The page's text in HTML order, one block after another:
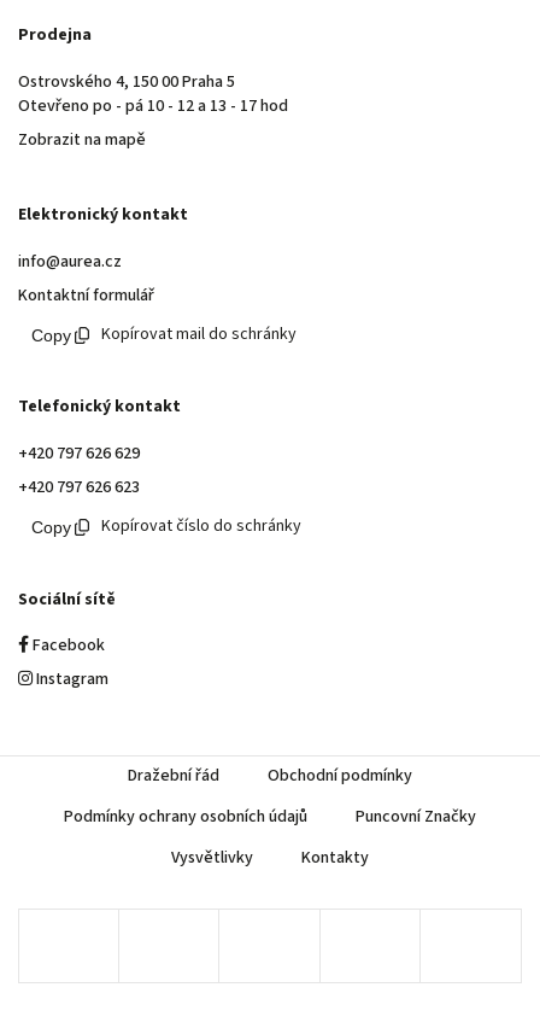
Prodejna
Ostrovského 4, 150 00 Praha 5
Otevřeno po - pá 10 - 12 a 13 - 17 hod
Zobrazit na mapě
Elektronický kontakt
info@aurea.cz
Kontaktní formulář
Kopírovat mail do schránky
Telefonický kontakt
+420 797 626 629
+420 797 626 623
Kopírovat číslo do schránky
Sociální sítě
Facebook
Instagram
Dražební řád
Obchodní podmínky
Podmínky ochrany osobních údajů
Puncovní Značky
Vysvětlivky
Kontakty